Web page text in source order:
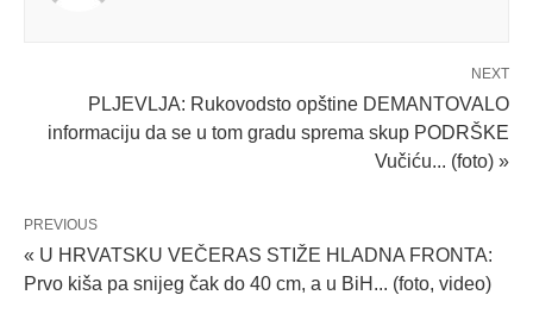
NEXT
PLJEVLJA: Rukovodsto opštine DEMANTOVALO
informaciju da se u tom gradu sprema skup PODRŠKE
Vučiću... (foto) »
PREVIOUS
« U HRVATSKU VEČERAS STIŽE HLADNA FRONTA:
Prvo kiša pa snijeg čak do 40 cm, a u BiH... (foto, video)